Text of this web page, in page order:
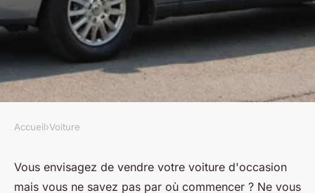
Comment réussir la vente de
Accueil›Voiture
Vous envisagez de vendre votre voiture d'occasion
mais vous ne savez pas par où commencer ? Ne vous